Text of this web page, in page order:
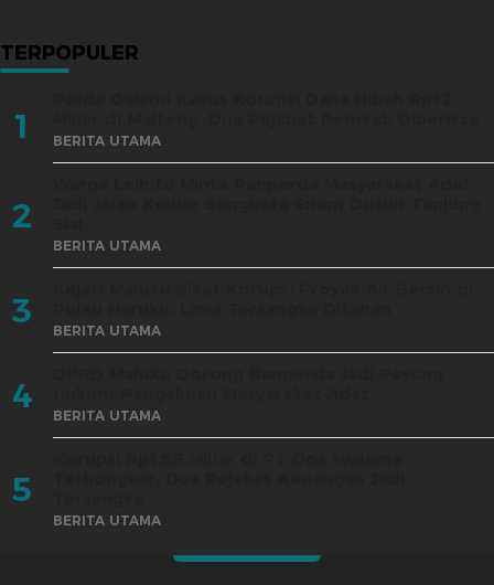
TERPOPULER
1 BERITA UTAMA
2
BERITA UTAMA
3 BERITA UTAMA
4 BERITA UTAMA
5
BERITA UTAMA